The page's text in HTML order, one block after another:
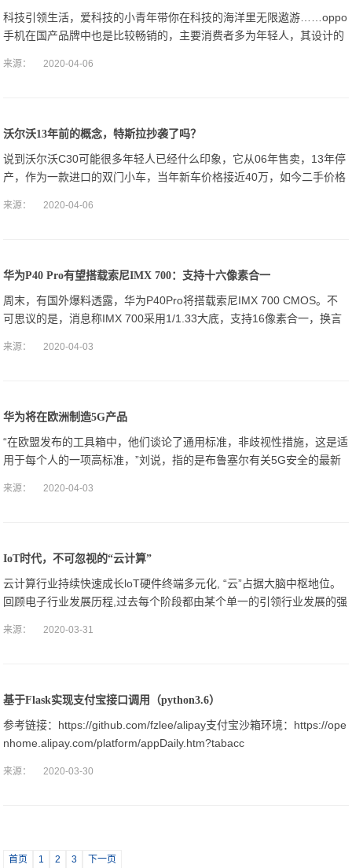
科技引领生活，爱科技的小青年带你在科技的海洋里无限遨游……oppo
手机在国产品牌中也是比较畅销的，主要消费者多为年轻人，其设计的
流的手
来源： 2020-04-06
沃尔沃13年前的概念，特斯拉抄袭了吗？
说到沃尔沃C30可能很多年轻人已经什么印象，它从06年售卖，13年停
产，作为一款进口的双门小车，当年新车价格接近40万，如今二手价格
一直
来源： 2020-04-06
华为P40 Pro有望搭载索尼IMX 700：支持十六像素合一
周末，有国外爆料透露，华为P40Pro将搭载索尼IMX 700 CMOS。不
可思议的是，消息称IMX 700采用1/1.33大底，支持16像素合一，换言
来源： 2020-04-03
华为将在欧洲制造5G产品
“在欧盟发布的工具箱中，他们谈论了通用标准，非歧视性措施，这是适
用于每个人的一项高标准，”刘说，指的是布鲁塞尔有关5G安全的最新
来源： 2020-04-03
IoT时代，不可忽视的“云计算”
云计算行业持续快速成长loT硬件终端多元化, “云”占据大脑中枢地位。
回顾电子行业发展历程,过去每个阶段都由某个单一的引领行业发展的强
来源： 2020-03-31
基于Flask实现支付宝接口调用（python3.6）
参考链接：https://github.com/fzlee/alipay支付宝沙箱环境：https://ope
nhome.alipay.com/platform/appDaily.htm?tabacc
来源： 2020-03-30
首页 1 2 3 下一页